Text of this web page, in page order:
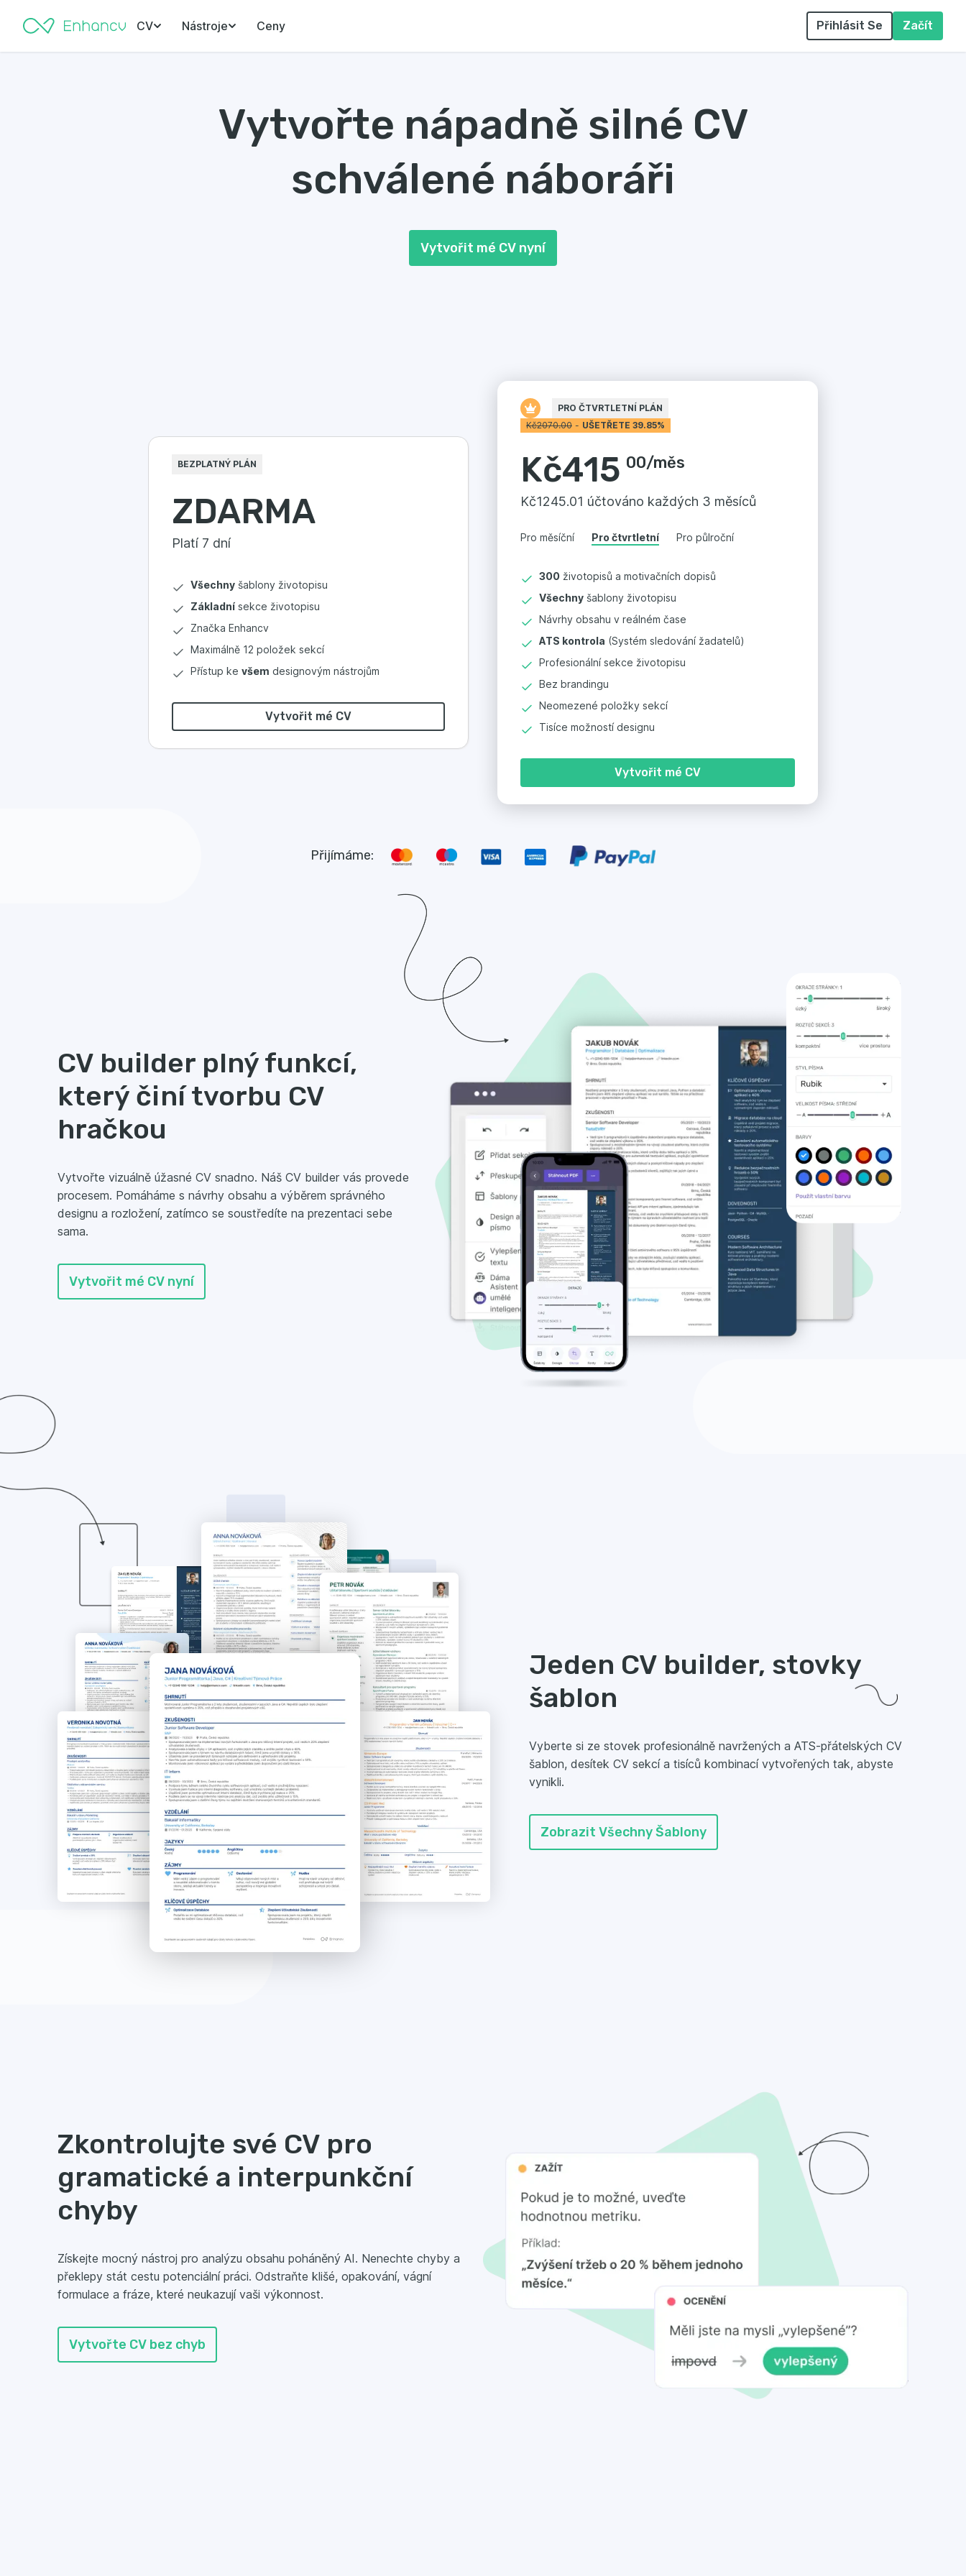
CV Nástroje Ceny Přihlásit Se Začít
Vytvořte nápadně silné CV
schválené náboráři
Vytvořit mé CV nyní
BEZPLATNÝ PLÁN
ZDARMA
Platí 7 dní
Všechny šablony životopisu
Základní sekce životopisu
Značka Enhancv
Maximálně 12 položek sekcí
Přístup ke všem designovým nástrojům
Vytvořit mé CV
PRO ČTVRTLETNÍ PLÁN
Kč2070.00 - UŠETŘETE 39.85%
Kč415 00/měs
Kč1245.01 účtováno každých 3 měsíců
Pro měsíční Pro čtvrtletní Pro půlroční
300 životopisů a motivačních dopisů
Všechny šablony životopisu
Návrhy obsahu v reálném čase
ATS kontrola (Systém sledování žadatelů)
Profesionální sekce životopisu
Bez brandingu
Neomezené položky sekcí
Tisíce možností designu
Vytvořit mé CV
Přijímáme:
CV builder plný funkcí,
který činí tvorbu CV
hračkou
Vytvořte vizuálně úžasné CV snadno. Náš CV builder vás provede
procesem. Pomáháme s návrhy obsahu a výběrem správného
designu a rozložení, zatímco se soustředíte na prezentaci sebe
sama.
Vytvořit mé CV nyní
Jeden CV builder, stovky
šablon
Vyberte si ze stovek profesionálně navržených a ATS-přátelských CV
šablon, desítek CV sekcí a tisíců kombinací vytvořených tak, abyste
vynikli.
Zobrazit Všechny Šablony
Zkontrolujte své CV pro
gramatické a interpunkční
chyby
Získejte mocný nástroj pro analýzu obsahu poháněný AI. Nenechte chyby a
překlepy stát cestu potenciální práci. Odstraňte klišé, opakování, vágní
formulace a fráze, které neukazují vaši výkonnost.
Vytvořte CV bez chyb